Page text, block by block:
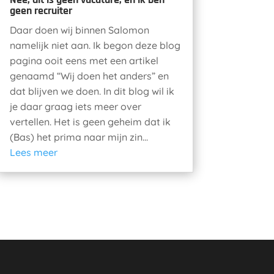
geen recruiter
Daar doen wij binnen Salomon
namelijk niet aan. Ik begon deze blog
pagina ooit eens met een artikel
genaamd “Wij doen het anders” en
dat blijven we doen. In dit blog wil ik
je daar graag iets meer over
vertellen. Het is geen geheim dat ik
(Bas) het prima naar mijn zin...
Lees meer